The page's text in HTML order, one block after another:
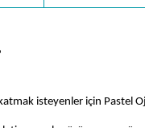
katmak isteyenler için